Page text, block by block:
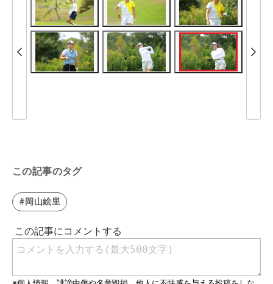
この記事のタグ
#岡山絵里